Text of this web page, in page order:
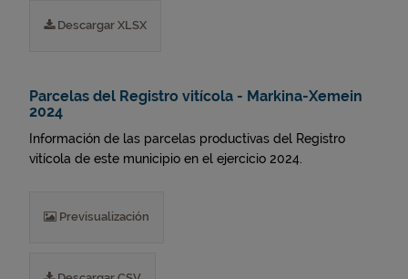
Descargar XLSX
Parcelas del Registro vitícola - Markina-Xemein
2024
Información de las parcelas productivas del Registro
vitícola de este municipio en el ejercicio 2024.
Previsualización